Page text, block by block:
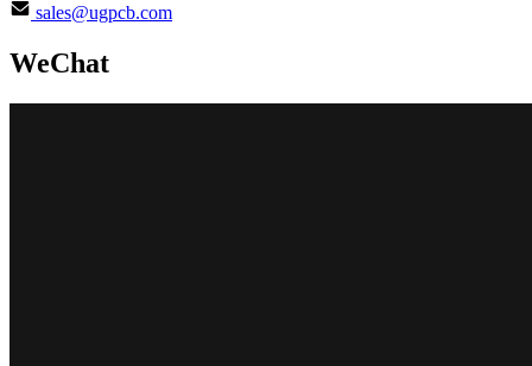
sales@ugpcb.com
WeChat